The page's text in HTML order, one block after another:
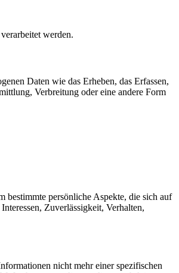
werden.
Daten wie das Erheben, das Erfassen,
Verbreitung oder eine andere Form
bestimmte persönliche Aspekte, die sich auf
Zuverlässigkeit, Verhalten,
nicht mehr einer spezifischen